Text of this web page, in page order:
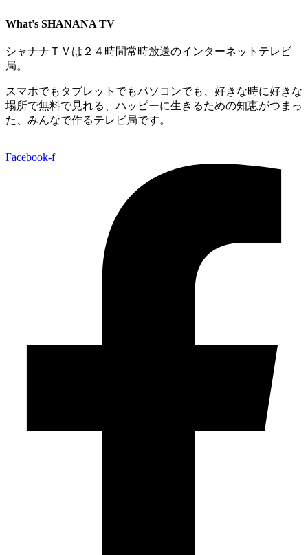
What's SHANANA TV
シャナナＴＶは２４時間常時放送のインターネットテレビ
局。
スマホでもタブレットでもパソコンでも、好きな時に好きな
場所で無料で見れる、 ハッピーに生きるための知恵がつまっ
た、みんなで作るテレビ局です。
Facebook-f